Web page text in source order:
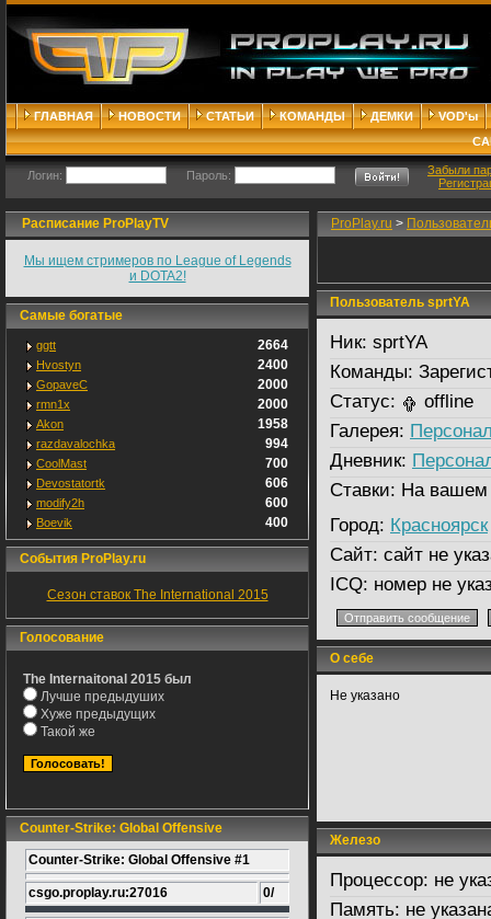
ГЛАВНАЯ НОВОСТИ СТАТЬИ КОМАНДЫ ДЕМКИ
VOD'ы
Логин: Пароль:
Забыли
Расписание ProPlayTV
Мы ищем стримеров по League of Legends
и DOTA2!
Самые богатые
ggtt 2664
Hvostyn 2400
GopaveC 2000
rmn1x 2000
Akon 1958
razdavalochka 994
CoolMast 700
Devostatortk 606
modify2h 600
Boevik 400
События ProPlay.ru
Сезон ставок The International 2015
Голосование
The Internaitonal 2015 был
Лучше предыдуших
Хуже предыдущих
Такой же
Counter-Strike: Global Offensive
Counter-Strike: Global Offensive #1
csgo.proplay.ru:27016 0/
ProPlay.ru >
Пользователь sprtYA
Ник: sprtYA
Команды:
Статус:
offline
Галерея:
Дневник:
Ставки: На вашем
Город: Красноярск
Сайт: сайт не
ICQ: номер не
О себе
Не указано
Железо
Процессор: не
Память: не